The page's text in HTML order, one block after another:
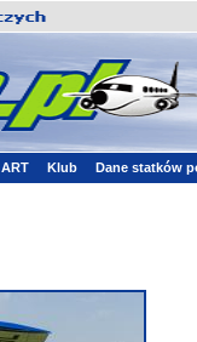
ART Klub Dane statków